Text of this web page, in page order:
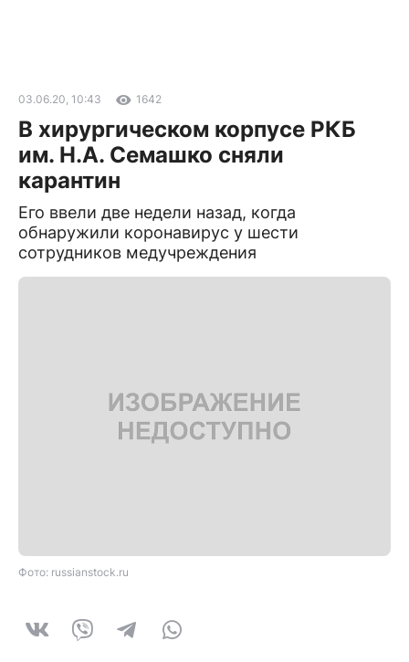
03.06.20, 10:43 1642
В хирургическом корпусе РКБ
им. Н.А. Семашко сняли
карантин
Его ввели две недели назад, когда
обнаружили коронавирус у шести
сотрудников медучреждения
Фото: russianstock.ru